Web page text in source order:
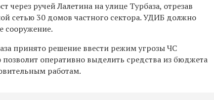
через ручей Лалетина на улице Турбаза, отрезав
сетью 30 домов частного сектора. УДИБ должно
сооружение.
принято решение ввести режим угрозы ЧС
оперативно выделить средства из бюджета
работам.